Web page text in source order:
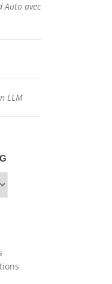
Auto avec
LLM